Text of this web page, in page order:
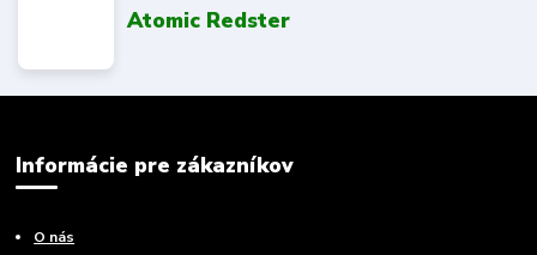
Atomic Redster
Informácie pre zákazníkov
O nás